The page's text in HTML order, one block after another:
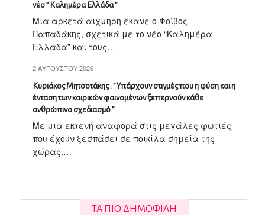
νέο ” Καλημέρα Ελλάδα ”
Μια αρκετά αιχμηρή έκανε ο Φοίβος
Παπαδάκης, σχετικά με το νέο “Καλημέρα
Ελλάδα” και τους…
2 ΑΥΓΟΎΣΤΟΥ 2026
Κυριάκος Μητσοτάκης : ” Υπάρχουν στιγμές που η φύση και η
ένταση των καιρικών φαινομένων ξεπερνούν κάθε
ανθρώπινο σχεδιασμό ”
Με μια εκτενή αναφορά στις μεγάλες φωτιές
που έχουν ξεσπάσει σε ποικίλα σημεία της
χώρας,…
ΤΑ ΠΙΟ ΔΗΜΟΦΙΛΗ